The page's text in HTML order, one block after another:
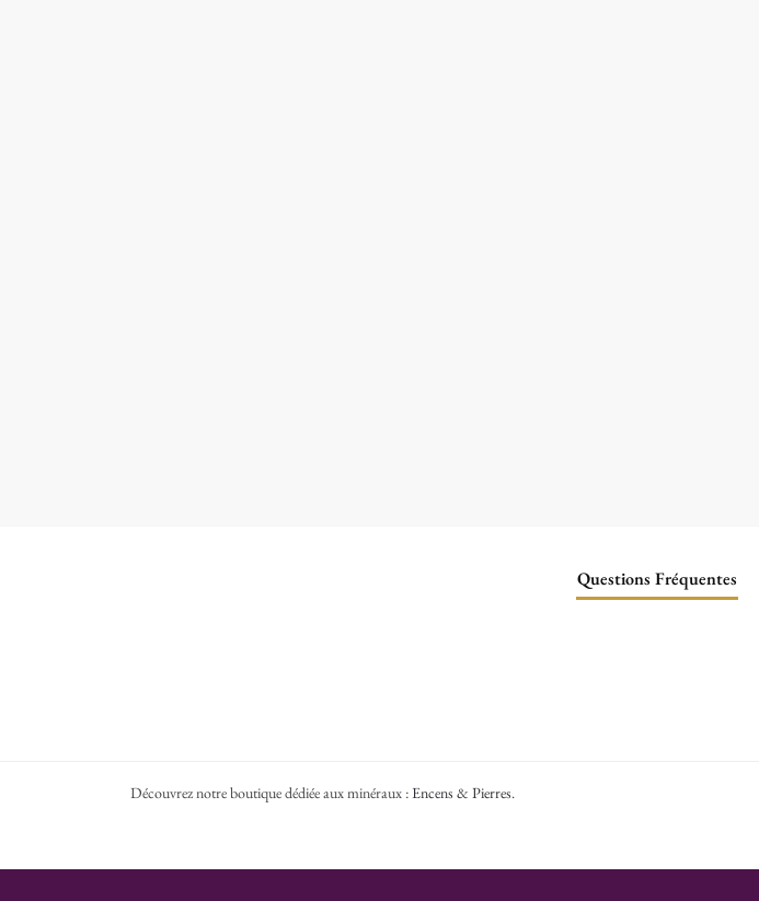
Questions Fréquentes
Découvrez notre boutique dédiée aux minéraux :Encens & Pierres.